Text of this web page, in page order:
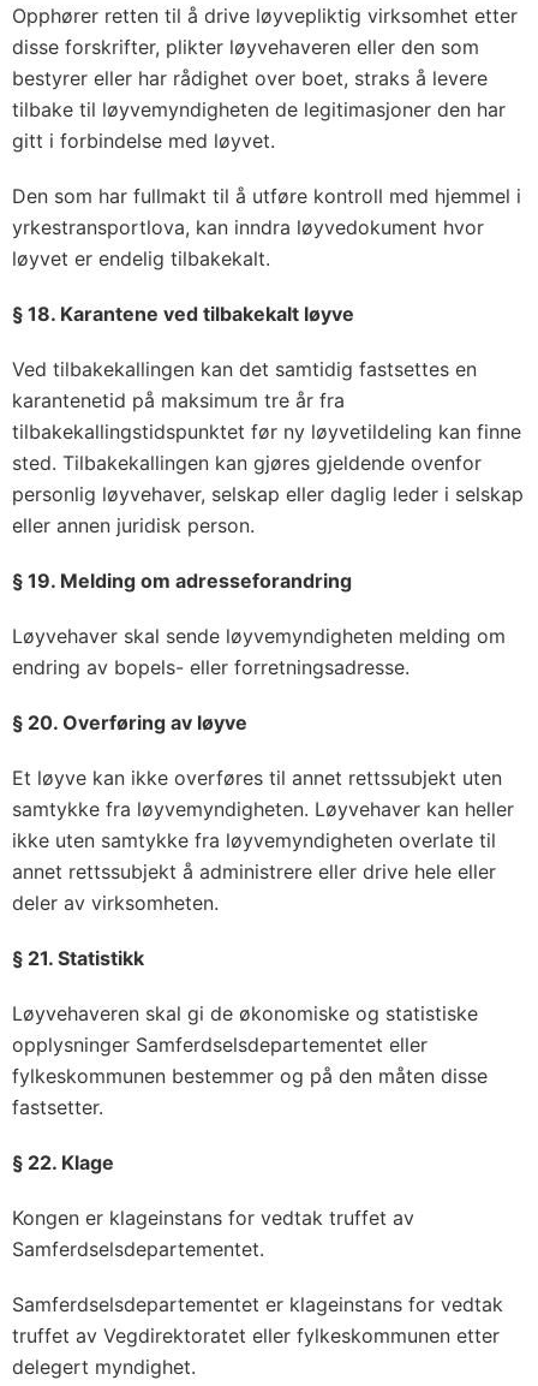
Opphører retten til å drive løyvepliktig virksomhet etter
disse forskrifter, plikter løyvehaveren eller den som
bestyrer eller har rådighet over boet, straks å levere
tilbake til løyvemyndigheten de legitimasjoner den har
gitt i forbindelse med løyvet.
Den som har fullmakt til å utføre kontroll med hjemmel i
yrkestransportlova, kan inndra løyvedokument hvor
løyvet er endelig tilbakekalt.
§ 18. Karantene ved tilbakekalt løyve
Ved tilbakekallingen kan det samtidig fastsettes en
karantenetid på maksimum tre år fra
tilbakekallingstidspunktet før ny løyvetildeling kan finne
sted. Tilbakekallingen kan gjøres gjeldende ovenfor
personlig løyvehaver, selskap eller daglig leder i selskap
eller annen juridisk person.
§ 19. Melding om adresseforandring
Løyvehaver skal sende løyvemyndigheten melding om
endring av bopels- eller forretningsadresse.
§ 20. Overføring av løyve
Et løyve kan ikke overføres til annet rettssubjekt uten
samtykke fra løyvemyndigheten. Løyvehaver kan heller
ikke uten samtykke fra løyvemyndigheten overlate til
annet rettssubjekt å administrere eller drive hele eller
deler av virksomheten.
§ 21. Statistikk
Løyvehaveren skal gi de økonomiske og statistiske
opplysninger Samferdselsdepartementet eller
fylkeskommunen bestemmer og på den måten disse
fastsetter.
§ 22. Klage
Kongen er klageinstans for vedtak truffet av
Samferdselsdepartementet.
Samferdselsdepartementet er klageinstans for vedtak
truffet av Vegdirektoratet eller fylkeskommunen etter
delegert myndighet.